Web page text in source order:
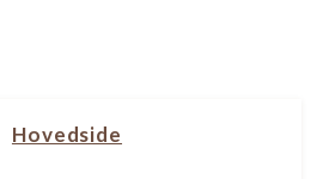
Hovedside